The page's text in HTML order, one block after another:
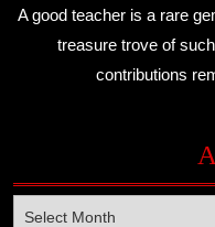
A good teacher is a rare
treasure trove of
contributions